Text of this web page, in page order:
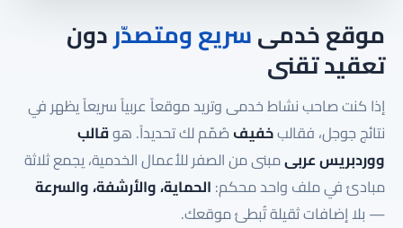
موقع خدمىسريع ومتصدّردون
تعقيد تقنى
إذا كنت صاحب نشاط خدمى وتريد موقعاً عربياً سريعاً يظهر في
نتائج جوجل، فقالبخفيف صُمّم لك تحديداً. هوقالب
ووردبريس عربىمبنى من الصفر للأعمال الخدمية، يجمع ثلاثة
مبادئ في ملف واحد محكم: الحماية، والأرشفة، والسرعة
— بلا إضافات ثقيلة تُبطئ موقعك.